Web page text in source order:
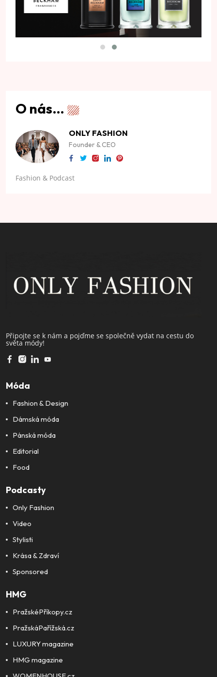
O nás…
ONLY FASHION
Founder & CEO
Fashion & Podcast
Připojte se k nám a pojďme se společně vydat na cestu do
světa módy!
Móda
Fashion & Design
Dámská móda
Pánská móda
Editorial
Food
Podcasty
Only Fashion
Video
Stylisti
Krása & Zdraví
Sponsored
HMG
PražskéPříkopy.cz
PražskáPařížská.cz
LUXURY magazine
HMG magazine